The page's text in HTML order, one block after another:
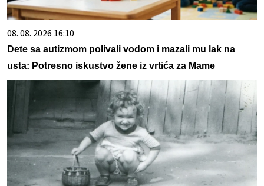
08. 08. 2026 16:10
Dete sa autizmom polivali vodom i mazali mu lak na
usta: Potresno iskustvo žene iz vrtića za Mame